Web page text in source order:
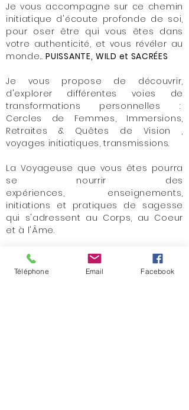
Je vous accompagne sur ce chemin
initiatique d'écoute profonde de soi,
pour oser être qui vous êtes dans
votre authenticité, et vous révéler au
monde...PUISSANTE, WILD et SACRÉES
Je vous propose de découvrir,
d'explorer différentes voies de
transformations personnelles :
Cercles de Femmes, Immersions,
Retraites & Quêtes de Vision ,
voyages initiatiques, transmissions.
La Voyageuse que vous êtes pourra
se nourrir des
expériences, enseignements,
initiations et pratiques de sagesse
qui s'adressent au Corps, au Coeur
et à l'Âme.
Téléphone Email Facebook